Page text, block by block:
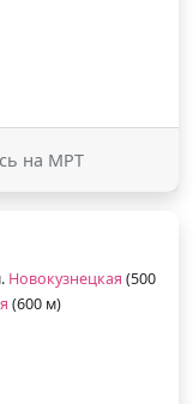
на МРТ
Новокузнецкая (500
(600 м)